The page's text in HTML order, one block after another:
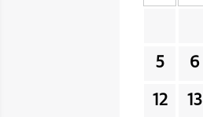
5 6
12 13